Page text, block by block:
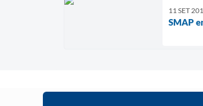
11 SET
SMAP